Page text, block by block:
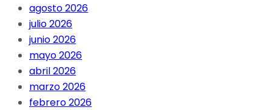
agosto 2026
julio 2026
junio 2026
mayo 2026
abril 2026
marzo 2026
febrero 2026